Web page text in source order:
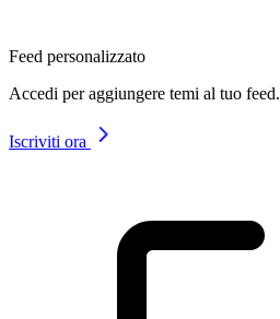
Feed personalizzato
Accedi per aggiungere temi al tuo feed.
Iscriviti ora